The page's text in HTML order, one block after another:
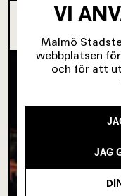
OM TOVE
VI
Malmö
webbplatsen
och för att
JAG